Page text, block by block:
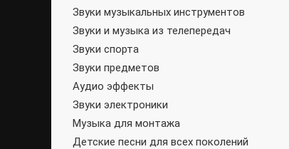
Звуки музыкальных инструментов
Звуки и музыка из телепередач
Звуки спорта
Звуки предметов
Аудио эффекты
Звуки электроники
Музыка для монтажа
Детские песни для всех поколений